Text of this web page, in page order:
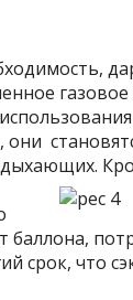
срок, что